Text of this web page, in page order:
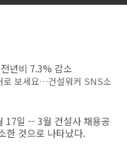
년비 7.3% 감소
로 보세요…건설워커 SNS소
17일 -- 3월 건설사 채용공
한 것으로 나타났다.